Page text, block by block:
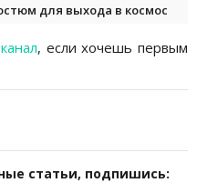
для выхода в космос
, если хочешь первым
статьи, подпишись: